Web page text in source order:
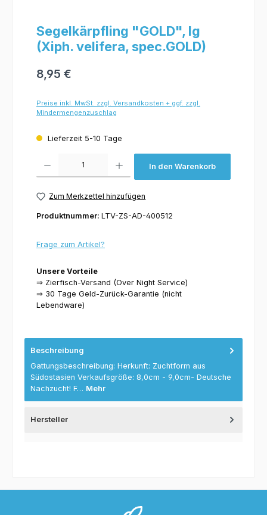
Segelkärpfling "GOLD", lg
(Xiph. velifera, spec.GOLD)
8,95 €
Preise inkl. MwSt. zzgl. Versandkosten + ggf. zzgl.
Mindermengenzuschlag
Lieferzeit 5-10 Tage
In den Warenkorb
Zum Merkzettel hinzufügen
Produktnummer: LTV-ZS-AD-400512
Frage zum Artikel?
Unsere Vorteile
⇒ Zierfisch-Versand (Over Night Service)
⇒ 30 Tage Geld-Zurück-Garantie (nicht
Lebendware)
Beschreibung
Gattungsbeschreibung: Herkunft: Zuchtform aus
Südostasien Verkaufsgröße: 8,0cm - 9,0cm- Deutsche
Nachzucht! F… Mehr
Hersteller